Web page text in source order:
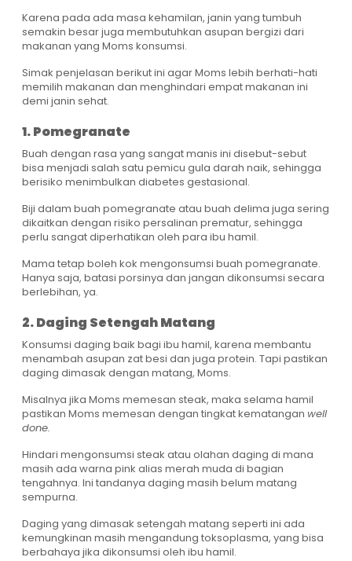
Karena pada ada masa kehamilan, janin yang tumbuh
semakin besar juga membutuhkan asupan bergizi dari
makanan yang Moms konsumsi.
Simak penjelasan berikut ini agar Moms lebih berhati-hati
memilih makanan dan menghindari empat makanan ini
demi janin sehat.
1. Pomegranate
Buah dengan rasa yang sangat manis ini disebut-sebut
bisa menjadi salah satu pemicu gula darah naik, sehingga
berisiko menimbulkan diabetes gestasional.
Biji dalam buah pomegranate atau buah delima juga sering
dikaitkan dengan risiko persalinan prematur, sehingga
perlu sangat diperhatikan oleh para ibu hamil.
Mama tetap boleh kok mengonsumsi buah pomegranate.
Hanya saja, batasi porsinya dan jangan dikonsumsi secara
berlebihan, ya.
2. Daging Setengah Matang
Konsumsi daging baik bagi ibu hamil, karena membantu
menambah asupan zat besi dan juga protein. Tapi pastikan
daging dimasak dengan matang, Moms.
Misalnya jika Moms memesan steak, maka selama hamil
pastikan Moms memesan dengan tingkat kematangan well
done.
Hindari mengonsumsi steak atau olahan daging di mana
masih ada warna pink alias merah muda di bagian
tengahnya. Ini tandanya daging masih belum matang
sempurna.
Daging yang dimasak setengah matang seperti ini ada
kemungkinan masih mengandung toksoplasma, yang bisa
berbahaya jika dikonsumsi oleh ibu hamil.